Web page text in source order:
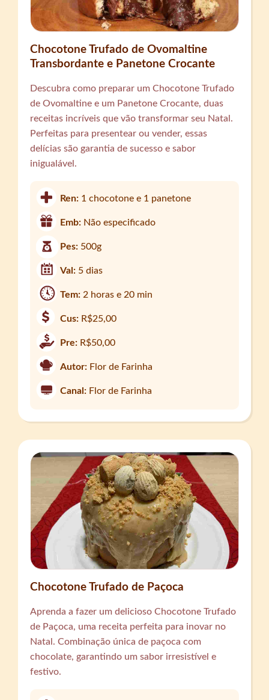
Chocotone Trufado de Ovomaltine
Transbordante e Panetone Crocante
Descubra como preparar um Chocotone Trufado
de Ovomaltine e um Panetone Crocante, duas
receitas incríveis que vão transformar seu Natal.
Perfeitas para presentear ou vender, essas
delícias são garantia de sucesso e sabor
inigualável.
Ren: 1 chocotone e 1 panetone
Emb: Não especificado
Pes: 500g
Val: 5 dias
Tem:2 horas e 20 min
Cus: R$25,00
Pre: R$50,00
Autor: Flor de Farinha
Canal: Flor de Farinha
Chocotone Trufado de Paçoca
Aprenda a fazer um delicioso Chocotone Trufado
de Paçoca, uma receita perfeita para inovar no
Natal. Combinação única de paçoca com
chocolate, garantindo um sabor irresistível e
festivo.